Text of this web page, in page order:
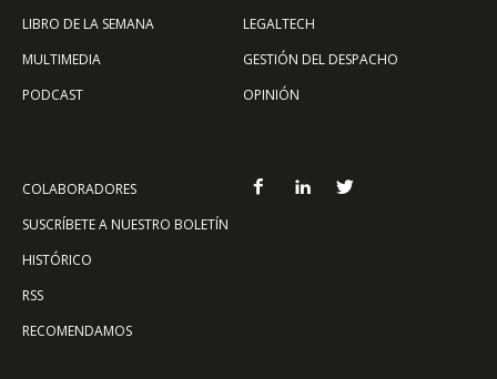
LIBRO DE LA SEMANA
MULTIMEDIA
PODCAST
LEGALTECH
GESTIÓN DEL DESPACHO
OPINIÓN
COLABORADORES
SUSCRÍBETE A NUESTRO BOLETÍN
HISTÓRICO
RSS
RECOMENDAMOS